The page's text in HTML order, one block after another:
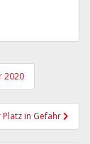
2020
in Gefahr